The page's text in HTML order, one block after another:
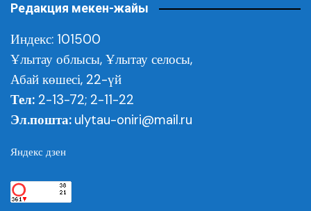
Редакция мекен-жайы
Индекс: 101500
Ұлытау облысы, Ұлытау селосы,
Абай көшесі, 22-үй
Тел: 2-13-72; 2-11-22
Эл.пошта: ulytau-oniri@mail.ru
Яндекс дзен